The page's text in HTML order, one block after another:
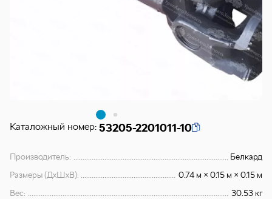
Каталожный номер: 53205-2201011-10
Производитель:
Белкард
Размеры (ДхШхВ):
0.74 м × 0.15 м × 0.15 м
Вес:
30.53 кг